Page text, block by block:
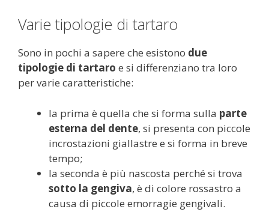
Varie tipologie di tartaro
Sono in pochi a sapere che esistono due
tipologie di tartaro e si differenziano tra loro
per varie caratteristiche:
la prima è quella che si forma sulla parte
esterna del dente, si presenta con piccole
incrostazioni giallastre e si forma in breve
tempo;
la seconda è più nascosta perché si trova
sotto la gengiva, è di colore rossastro a
causa di piccole emorragie gengivali.